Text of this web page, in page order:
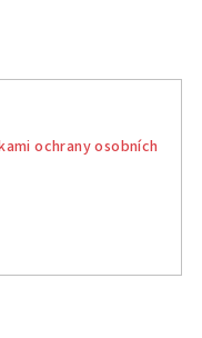
ochrany osobních